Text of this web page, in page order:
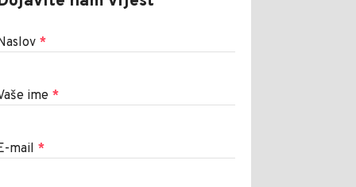
*
ime *
mail *